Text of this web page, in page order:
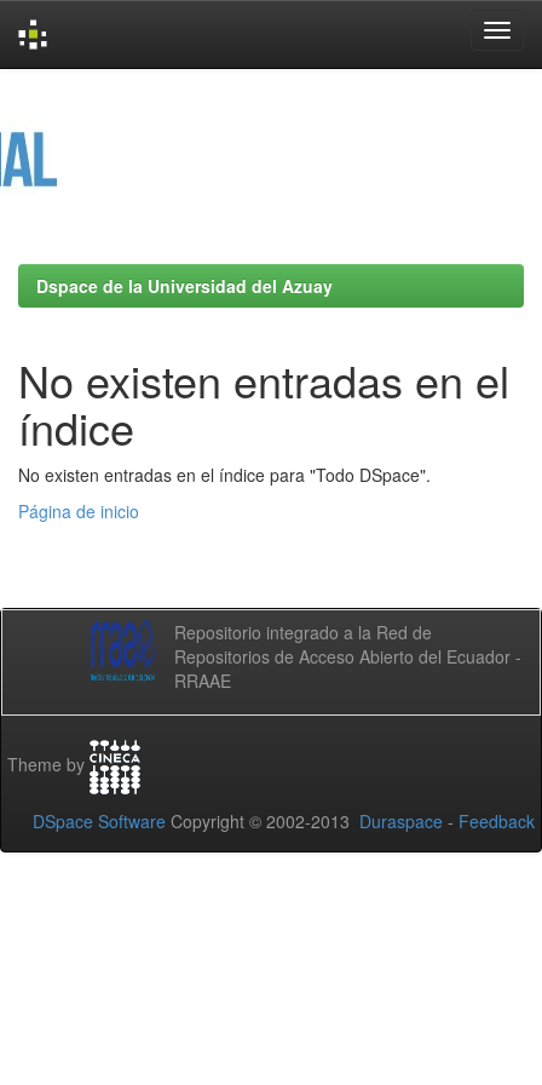
Dspace de la Universidad del Azuay
No existen entradas en el
índice
No existen entradas en el índice para "Todo DSpace".
Página de inicio
Repositorio integrado a la Red de
Repositorios de Acceso Abierto del Ecuador -
RRAAE
Theme by
DSpace Software Copyright © 2002-2013 Duraspace - Feedback